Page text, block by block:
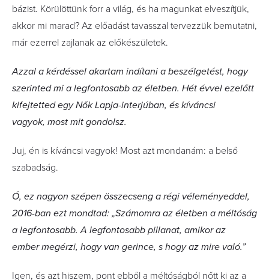
bázist. Körülöttünk forr a világ, és ha magunkat elveszítjük,
akkor mi marad? Az előadást tavasszal tervezzük bemutatni,
már ezerrel zajlanak az előkészületek.
Azzal a kérdéssel akartam indítani a beszélgetést, hogy
szerinted mi a legfontosabb az életben. Hét évvel ezelőtt
kifejtetted egy Nők Lapja-interjúban, és kíváncsi
vagyok, most mit gondolsz.
Juj, én is kíváncsi vagyok! Most azt mondanám: a belső
szabadság.
Ó, ez nagyon szépen összecseng a régi véleményeddel,
2016-ban ezt mondtad: „Számomra az életben a méltóság
a legfontosabb. A legfontosabb pillanat, amikor az
ember megérzi, hogy van gerince, s hogy az mire való.”
Igen, és azt hiszem, pont ebből a méltóságból nőtt ki az a